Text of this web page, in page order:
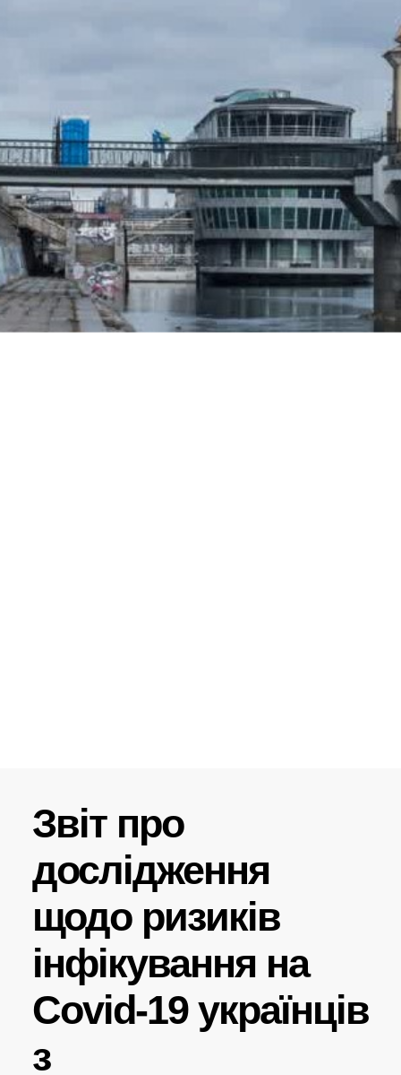
Звіт про
дослідження
щодо ризиків
інфікування на
Covid-19 українців
з